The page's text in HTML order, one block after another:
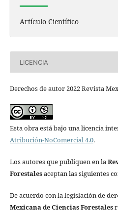
Artículo Científico
LICENCIA
Derechos de autor 2022 Revista
Esta obra está bajo una licencia
Atribución-NoComercial 4.0.
Los autores que publiquen en la
Forestalesaceptan las siguientes
De acuerdo con la legislación de
Mexicana de Ciencias Forestales